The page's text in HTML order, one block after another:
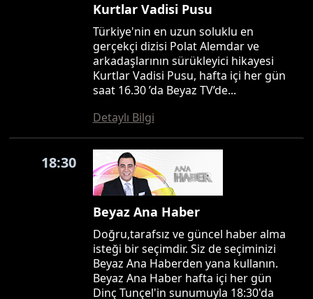
Kurtlar Vadisi Pusu
Türkiye'nin en uzun soluklu en
gerçekçi dizisi Polat Alemdar ve
arkadaşlarının sürükleyici hikayesi
Kurtlar Vadisi Pusu, hafta içi her gün
saat 16.30 ’da Beyaz TV’de...
Detaylı Bilgi
18:30
Beyaz Ana Haber
Doğru,tarafsız ve güncel haber alma
isteği bir seçimdir. Siz de seçiminizi
Beyaz Ana Haberden yana kullanın.
Beyaz Ana Haber hafta içi her gün
Dinç Tunçel'in sunumuyla 18:30'da